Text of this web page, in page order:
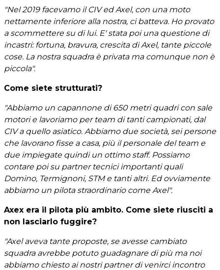
"Nel 2019 facevamo il CIV ed Axel, con una moto
nettamente inferiore alla nostra, ci batteva. Ho provato
a scommettere su di lui. E' stata poi una questione di
incastri: fortuna, bravura, crescita di Axel, tante piccole
cose. La nostra squadra è privata ma comunque non è
piccola".
Come siete strutturati?
"Abbiamo un capannone di 650 metri quadri con sale
motori e lavoriamo per team di tanti campionati, dal
CIV a quello asiatico. Abbiamo due società, sei persone
che lavorano fisse a casa, più il personale del team e
due impiegate quindi un ottimo staff. Possiamo
contare poi su partner tecnici importanti quali
Domino, Termignoni, STM e tanti altri. Ed ovviamente
abbiamo un pilota straordinario come Axel".
Axex era il pilota più ambito. Come siete riusciti a
non lasciarlo fuggire?
"Axel aveva tante proposte, se avesse cambiato
squadra avrebbe potuto guadagnare di più ma noi
abbiamo chiesto ai nostri partner di venirci incontro